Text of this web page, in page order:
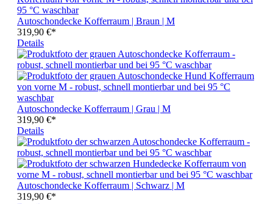
Autoschondecke Kofferraum | Braun | M
319,90 €*
Details
Autoschondecke Kofferraum | Grau | M
319,90 €*
Details
Autoschondecke Kofferraum | Schwarz | M
319,90 €*